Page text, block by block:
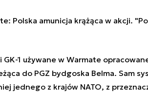
Polska amunicja krążąca w akcji.
GK-1 używane w Warmate
do PGZ bydgoska Belma. Sam
jednego z krajów NATO, z